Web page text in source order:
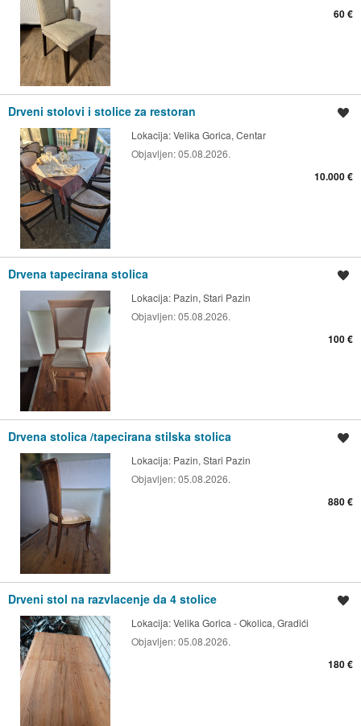
60 €
Drveni stolovi i stolice za restoran
Lokacija:Velika Gorica, Centar
Objavljen:05.08.2026.
10.000 €
Drvena tapecirana stolica
Lokacija: Pazin, Stari Pazin
Objavljen:05.08.2026.
100 €
Drvena stolica /tapecirana stilska stolica
Lokacija: Pazin, Stari Pazin
Objavljen:05.08.2026.
880 €
Drveni stol na razvlacenje da 4 stolice
Lokacija:Velika Gorica - Okolica, Gradići
Objavljen:05.08.2026.
180 €